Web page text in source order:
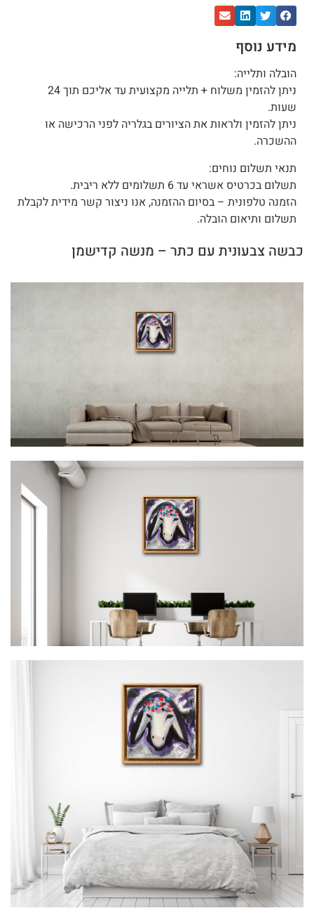
מידע נוסף
הובלה ותלייה:
ניתן להזמין משלוח + תלייה מקצועית עד אליכם תוך 24
שעות.
ניתן להזמין ולראות את הציורים בגלריה לפני הרכישה או
ההשכרה.
תנאי תשלום נוחים:
תשלום בכרטיס אשראי עד 6 תשלומים ללא ריבית.
הזמנה טלפונית – בסיום ההזמנה, אנו ניצור קשר מידית לקבלת
תשלום ותיאום הובלה.
כבשה צבעונית עם כתר – מנשה קדישמן